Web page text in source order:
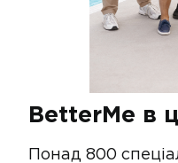
BetterMe в
Понад 800